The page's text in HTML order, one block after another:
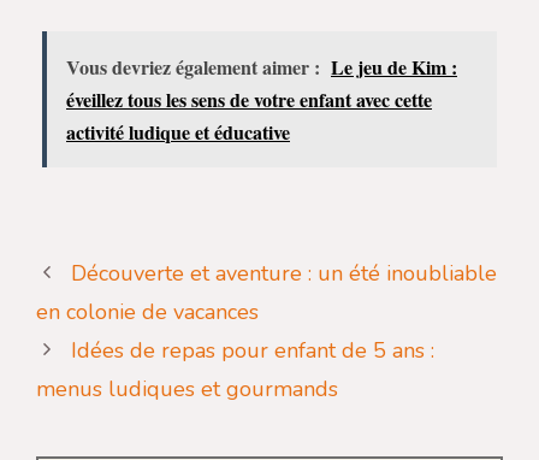
Vous devriez également aimer : Le jeu de Kim :
éveillez tous les sens de votre enfant avec cette
activité ludique et éducative
Découverte et aventure : un été inoubliable
en colonie de vacances
Idées de repas pour enfant de 5 ans :
menus ludiques et gourmands